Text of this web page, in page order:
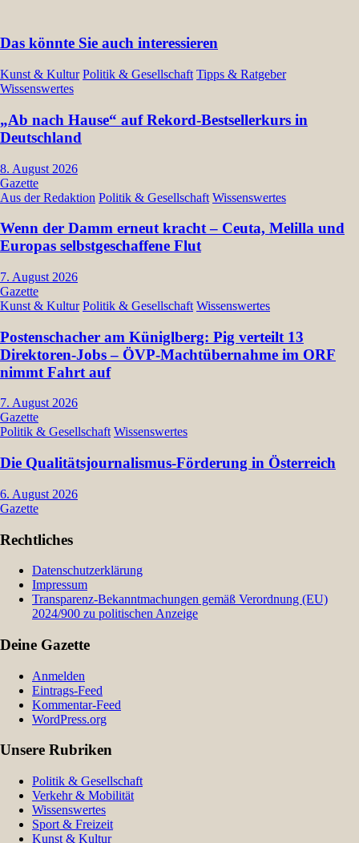
Das könnte Sie auch interessieren
Kunst & Kultur Politik & Gesellschaft Tipps & Ratgeber
Wissenswertes
„Ab nach Hause“ auf Rekord-Bestsellerkurs in
Deutschland
8. August 2026
Gazette
Aus der Redaktion Politik & Gesellschaft Wissenswertes
Wenn der Damm erneut kracht – Ceuta, Melilla und
Europas selbstgeschaffene Flut
7. August 2026
Gazette
Kunst & Kultur Politik & Gesellschaft Wissenswertes
Postenschacher am Küniglberg: Pig verteilt 13
Direktoren-Jobs – ÖVP-Machtübernahme im ORF
nimmt Fahrt auf
7. August 2026
Gazette
Politik & Gesellschaft Wissenswertes
Die Qualitätsjournalismus-Förderung in Österreich
6. August 2026
Gazette
Rechtliches
Datenschutzerklärung
Impressum
Transparenz-Bekanntmachungen gemäß Verordnung (EU)
2024/900 zu politischen Anzeige
Deine Gazette
Anmelden
Eintrags-Feed
Kommentar-Feed
WordPress.org
Unsere Rubriken
Politik & Gesellschaft
Verkehr & Mobilität
Wissenswertes
Sport & Freizeit
Kunst & Kultur